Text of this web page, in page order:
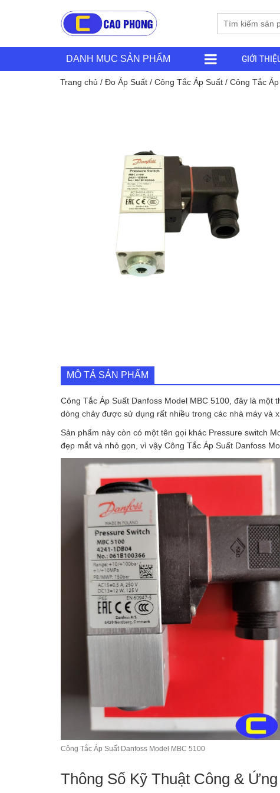
DANH MỤC SẢN PHẨM GIỚI
Trang chủ / Đo Áp Suất / Công Tắc Áp Suất / Công Tắc
MÔ TẢ SẢN PHẨM
Công Tắc Áp Suất Danfoss Model MBC 5100, đây là
dòng chảy được sử dụng rất nhiều trong các nhà máy và
Sản phẩm này còn có một tên gọi khác Pressure switch
đẹp mắt và nhỏ gọn, vì vậy Công Tắc Áp Suất Danfoss
Công Tắc Áp Suất Danfoss Model MBC 5100
Thông Số Kỹ Thuật Công &